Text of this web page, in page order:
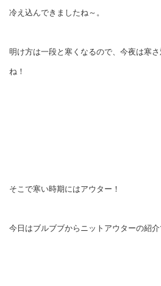
冷え込んできましたね～。
明け方は一段と寒くなるので、今夜は寒
ね！
そこで寒い時期にはアウター！
今日はブルブブからニットアウターの紹